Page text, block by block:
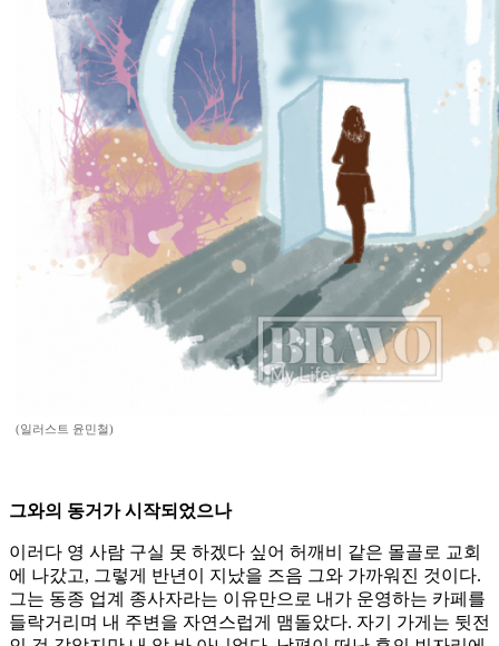
(일러스트 윤민철)
그와의 동거가 시작되었으나
이러다 영 사람 구실 못 하겠다 싶어 허깨비 같은 몰골로 교회
에 나갔고, 그렇게 반년이 지났을 즈음 그와 가까워진 것이다.
그는 동종 업계 종사자라는 이유만으로 내가 운영하는 카페를
들락거리며 내 주변을 자연스럽게 맴돌았다. 자기 가게는 뒷전